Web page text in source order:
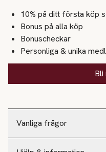
Vanliga frågor
10% på ditt första köp
Bonus på alla köp
Bonuscheckar
Personliga & unika
Bli